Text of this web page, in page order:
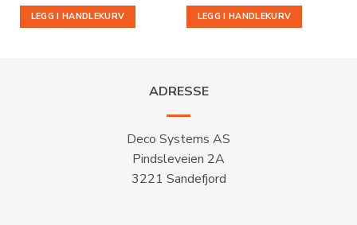
LEGG I HANDLEKURV LEGG I HANDLEKURV
ADRESSE
Deco Systems AS
Pindsleveien 2A
3221 Sandefjord